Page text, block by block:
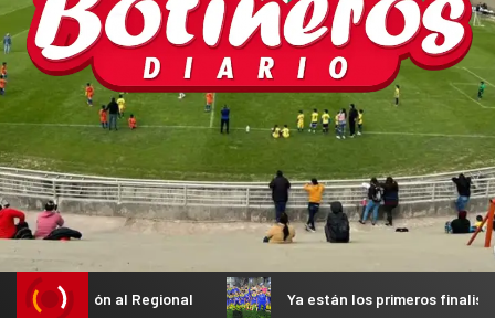
Ya están los primeros finalistas en el Petit de